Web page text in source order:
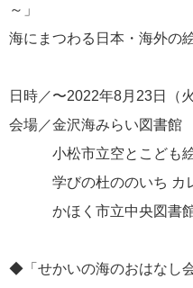
～」
海にまつわる日本・海外の
日時／〜2022年8月 23日（
会場／金沢海みらい図書
小松市立空とこども絵
学びの杜ののいち カレ
かほく市立中央図書館
◆「せかいの海のおはなし